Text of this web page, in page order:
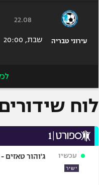
עירוני טבריה
22.08
שבת, 20:00
לוח
עכשיו
ישיר
ג'והור טאזים